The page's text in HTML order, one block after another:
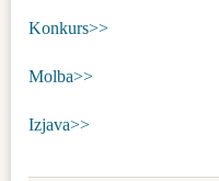
Konkurs>>
Molba>>
Izjava>>